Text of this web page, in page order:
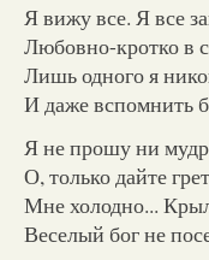
Я вижу все. Я все
Любовно-кротко в
Лишь одного я
И даже вспомнить
Я не прошу ни
О, только дайте
Мне холодно...
Веселый бог не